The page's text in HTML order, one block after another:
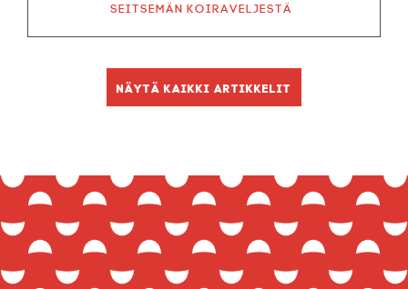
Seitsemän koiraveljestä
Näytä kaikki artikkelit